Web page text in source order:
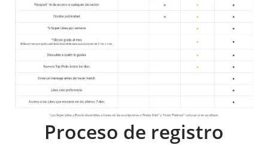
Proceso de registro